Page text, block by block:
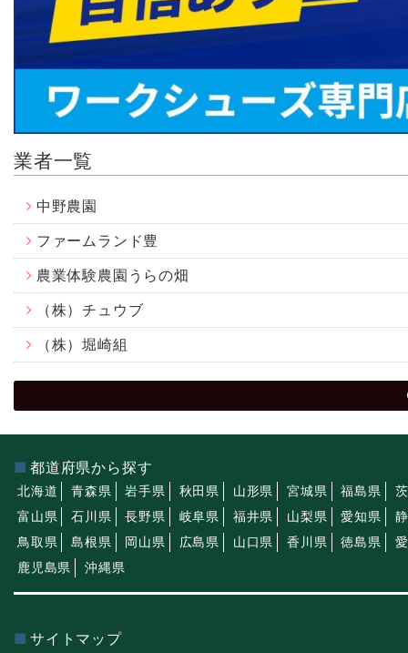
業者一覧
中野農園
ファームランド豊
農業体験農園うらの畑
（株）チュウブ
（株）堀崎組
都道府県から探す
北海道 青森県 岩手県 秋田県 山形県 宮城県 福島県
富山県
石川県 長野県 岐阜県 福井県 山梨県 愛知県
鳥取県
島根県 岡山県 広島県 山口県 香川県 徳島県
鹿児島県
沖縄県
サイトマップ